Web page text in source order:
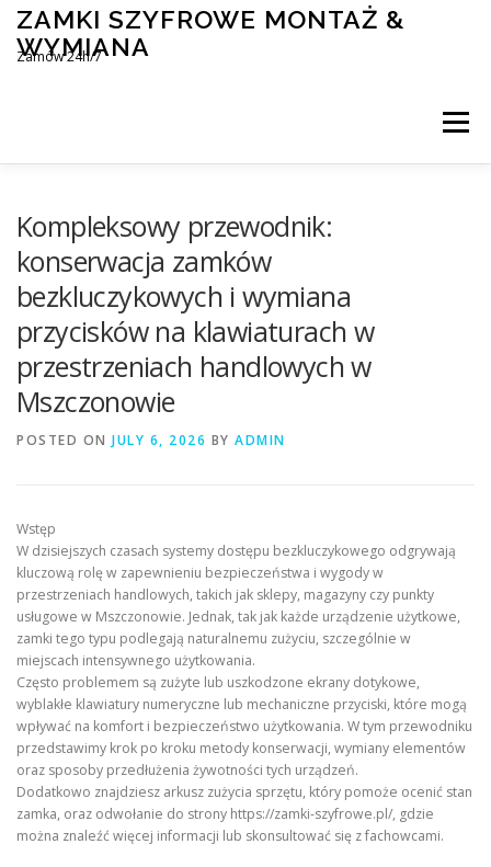
Skip
content
ZAMKI SZYFROWE MONTAŻ &
WYMIANA
Zamów 24h/7
Menu
BLOG KONTAKT
Kompleksowy przewodnik:
konserwacja zamków
bezkluczykowych i wymiana
przycisków na klawiaturach w
przestrzeniach handlowych w
Mszczonowie
POSTED ON JULY 6, 2026 BY ADMIN
Wstęp
W dzisiejszych czasach systemy dostępu bezkluczykowego odgrywają
kluczową rolę w zapewnieniu bezpieczeństwa i wygody w
przestrzeniach handlowych, takich jak sklepy, magazyny czy punkty
usługowe w Mszczonowie. Jednak, tak jak każde urządzenie użytkowe,
zamki tego typu podlegają naturalnemu zużyciu, szczególnie w
miejscach intensywnego użytkowania.
Często problemem są zużyte lub uszkodzone ekrany dotykowe,
wyblakłe klawiatury numeryczne lub mechaniczne przyciski, które mogą
wpływać na komfort i bezpieczeństwo użytkowania. W tym przewodniku
przedstawimy krok po kroku metody konserwacji, wymiany elementów
oraz sposoby przedłużenia żywotności tych urządzeń.
Dodatkowo znajdziesz arkusz zużycia sprzętu, który pomoże ocenić stan
zamka, oraz odwołanie do strony https://zamki-szyfrowe.pl/, gdzie
można znaleźć więcej informacji lub skonsultować się z fachowcami.